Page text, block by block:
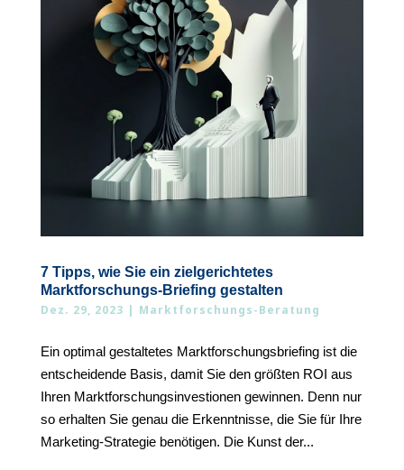
7 Tipps, wie Sie ein zielgerichtetes
Marktforschungs-Briefing gestalten
Dez. 29, 2023 | Marktforschungs-Beratung
Ein optimal gestaltetes Marktforschungsbriefing ist die
entscheidende Basis, damit Sie den größten ROI aus
Ihren Marktforschungsinvestionen gewinnen. Denn nur
so erhalten Sie genau die Erkenntnisse, die Sie für Ihre
Marketing-Strategie benötigen. Die Kunst der...